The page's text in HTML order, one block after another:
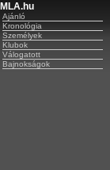
MLA.hu
Ajánló
Kronológia
Személyek
Klubok
Válogatott
Bajnokságok